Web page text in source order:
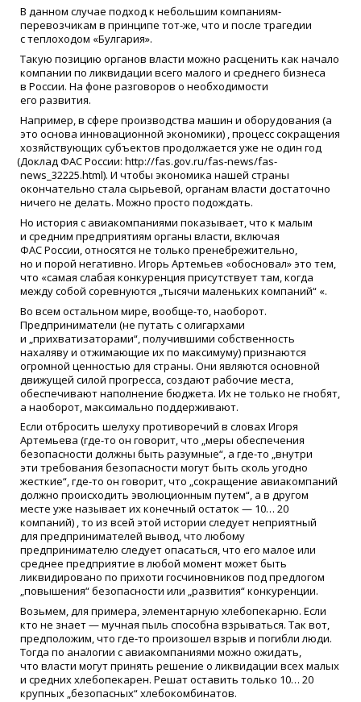
В данном случае подход к небольшим компаниям-
перевозчикам в принципе тот-же, что и после трагедии
с теплоходом «Булгария».
Такую позицию органов власти можно расценить как начало
компании по ликвидации всего малого и среднего бизнеса
в России. На фоне разговоров о необходимости
его развития.
Например, в сфере производства машин и оборудования (а
это основа инновационной экономики) , процесс сокращения
хозяйствующих субъектов продолжается уже не один год
(Доклад ФАС России: http://fas.gov.ru/fas-news/fas-
news_32225.html). И чтобы экономика нашей страны
окончательно стала сырьевой, органам власти достаточно
ничего не делать. Можно просто подождать.
Но история с авиакомпаниями показывает, что к малым
и средним предприятиям органы власти, включая
ФАС России, относятся не только пренебрежительно,
но и порой негативно. Игорь Артемьев «обосновал» это тем,
что «самая слабая конкуренция присутствует там, когда
между собой соревнуются „тысячи маленьких компаний“ «.
Во всем остальном мире, вообще-то, наоборот.
Предприниматели (не путать с олигархами
и „прихватизаторами“, получившими собственность
нахаляву и отжимающие их по максимуму) признаются
огромной ценностью для страны. Они являются основной
движущей силой прогресса, создают рабочие места,
обеспечивают наполнение бюджета. Их не только не гнобят,
а наоборот, максимально поддерживают.
Если отбросить шелуху противоречий в словах Игоря
Артемьева (где-то он говорит, что „меры обеспечения
безопасности должны быть разумные“, а где-то „внутри
эти требования безопасности могут быть сколь угодно
жесткие“,где-то он говорит, что „сокращение авиакомпаний
должно происходить эволюционным путем“, а в другом
месте уже называет их конечный остаток — 10… 20
компаний) , то из всей этой истории следует неприятный
для предпринимателей вывод, что любому
предпринимателю следует опасаться, что его малое или
среднее предприятие в любой момент может быть
ликвидировано по прихоти госчиновников под предлогом
„повышения“ безопасности или „развития“ конкуренции.
Возьмем, для примера, элементарную хлебопекарню. Если
кто не знает — мучная пыль способна взрываться. Так вот,
предположим, что где-то произошел взрыв и погибли люди.
Тогда по аналогии с авиакомпаниями можно ожидать,
что власти могут принять решение о ликвидации всех малых
и средних хлебопекарен. Решат оставить только 10… 20
крупных „безопасных“ хлебокомбинатов.